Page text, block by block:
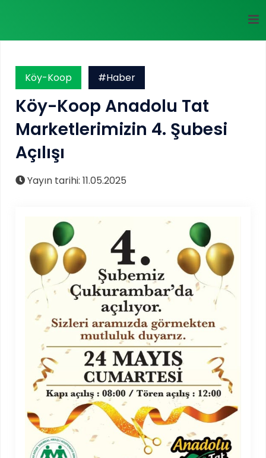
Köy-Koop #Haber
Köy-Koop Anadolu Tat
Marketlerimizin 4. Şubesi
Açılışı
Yayın tarihi: 11.05.2025